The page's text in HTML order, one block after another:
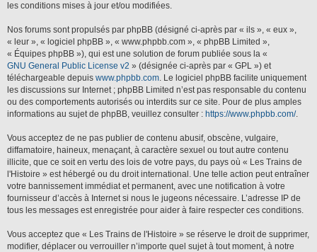
les conditions mises à jour et/ou modifiées.
Nos forums sont propulsés par phpBB (désigné ci-après par « ils », « eux »,
« leur », « logiciel phpBB », « www.phpbb.com », « phpBB Limited »,
« Équipes phpBB »), qui est une solution de forum publiée sous la «
GNU General Public License v2 » (désignée ci-après par « GPL ») et
téléchargeable depuis www.phpbb.com. Le logiciel phpBB facilite uniquement
les discussions sur Internet ; phpBB Limited n’est pas responsable du contenu
ou des comportements autorisés ou interdits sur ce site. Pour de plus amples
informations au sujet de phpBB, veuillez consulter : https://www.phpbb.com/.
Vous acceptez de ne pas publier de contenu abusif, obscène, vulgaire,
diffamatoire, haineux, menaçant, à caractère sexuel ou tout autre contenu
illicite, que ce soit en vertu des lois de votre pays, du pays où « Les Trains de
l'Histoire » est hébergé ou du droit international. Une telle action peut entraîner
votre bannissement immédiat et permanent, avec une notification à votre
fournisseur d’accès à Internet si nous le jugeons nécessaire. L’adresse IP de
tous les messages est enregistrée pour aider à faire respecter ces conditions.
Vous acceptez que « Les Trains de l'Histoire » se réserve le droit de supprimer,
modifier, déplacer ou verrouiller n’importe quel sujet à tout moment, à notre